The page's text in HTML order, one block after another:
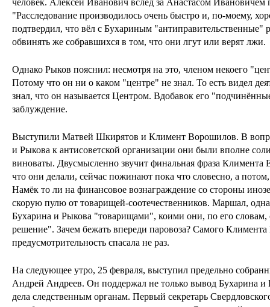
человек. Алексей Иванович вслед за Анастасом
"Расследование производилось очень быстро и, по-моему,
подтвердил, что вёл с Бухариным "антиправительственные"
обвинять же собравшихся в том, что они лгут или верят лжи.
Однако Рыков пояснил: несмотря на это, членом некоего
Потому что он ни о каком "центре" не знал. То есть видел
знал, что он называется Центром. Вдобавок его
заблуждение.
Выступили Матвей Шкирятов и Климент Ворошилов. В
и Рыкова к антисоветской организации они были вполне
виноваты. Двусмысленно звучит финальная фраза Климента
что они делали, сейчас пожинают пока что словесно, а
Намёк то ли на финансовое вознаграждение со стороны
скорую пулю от товарищей-соотечественников. Маршал,
Бухарина и Рыкова "товарищами", коими они, по его словам,
решение". Зачем бежать впереди паровоза? Самого
предусмотрительность спасала не раз.
На следующее утро, 25 февраля, выступил предельно
Андрей Андреев. Он поддержал не только вывод Бухарина и
дела следственным органам. Первый секретарь